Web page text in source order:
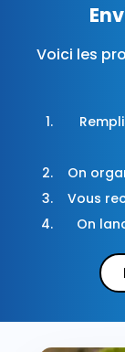
Voici les
On
Vous
On